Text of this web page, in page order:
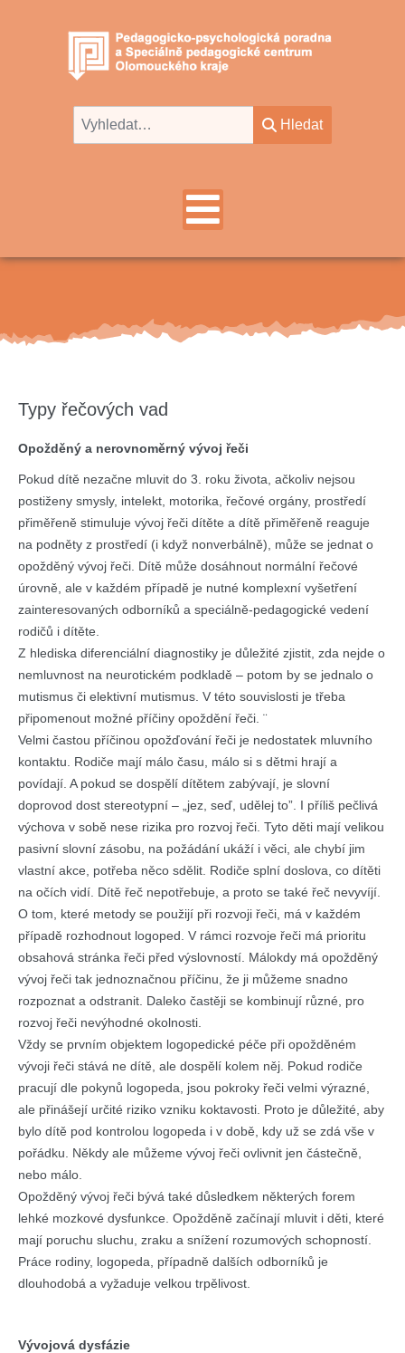
Hledat
Hledat
Typy řečových vad
Opožděný a nerovnoměrný vývoj řeči
Pokud dítě nezačne mluvit do 3. roku života, ačkoliv nejsou
postiženy smysly, intelekt, motorika, řečové orgány, prostředí
přiměřeně stimuluje vývoj řeči dítěte a dítě přiměřeně reaguje
na podněty z prostředí (i když nonverbálně), může se jednat o
opožděný vývoj řeči. Dítě může dosáhnout normální řečové
úrovně, ale v každém případě je nutné komplexní vyšetření
zainteresovaných odborníků a speciálně-pedagogické vedení
rodičů i dítěte.
Z hlediska diferenciální diagnostiky je důležité zjistit, zda nejde o
nemluvnost na neurotickém podkladě – potom by se jednalo o
mutismus či elektivní mutismus. V této souvislosti je třeba
připomenout možné příčiny opoždění řeči. ¨
Velmi častou příčinou opožďování řeči je nedostatek mluvního
kontaktu. Rodiče mají málo času, málo si s dětmi hrají a
povídají. A pokud se dospělí dítětem zabývají, je slovní
doprovod dost stereotypní – „jez, seď, udělej to”. I příliš pečlivá
výchova v sobě nese rizika pro rozvoj řeči. Tyto děti mají velikou
pasivní slovní zásobu, na požádání ukáží i věci, ale chybí jim
vlastní akce, potřeba něco sdělit. Rodiče splní doslova, co dítěti
na očích vidí. Dítě řeč nepotřebuje, a proto se také řeč nevyvíjí.
O tom, které metody se použijí při rozvoji řeči, má v každém
případě rozhodnout logoped. V rámci rozvoje řeči má prioritu
obsahová stránka řeči před výslovností. Málokdy má opožděný
vývoj řeči tak jednoznačnou příčinu, že ji můžeme snadno
rozpoznat a odstranit. Daleko častěji se kombinují různé, pro
rozvoj řeči nevýhodné okolnosti.
Vždy se prvním objektem logopedické péče při opožděném
vývoji řeči stává ne dítě, ale dospělí kolem něj. Pokud rodiče
pracují dle pokynů logopeda, jsou pokroky řeči velmi výrazné,
ale přinášejí určité riziko vzniku koktavosti. Proto je důležité, aby
bylo dítě pod kontrolou logopeda i v době, kdy už se zdá vše v
pořádku. Někdy ale můžeme vývoj řeči ovlivnit jen částečně,
nebo málo.
Opožděný vývoj řeči bývá také důsledkem některých forem
lehké mozkové dysfunkce. Opožděně začínají mluvit i děti, které
mají poruchu sluchu, zraku a snížení rozumových schopností.
Práce rodiny, logopeda, případně dalších odborníků je
dlouhodobá a vyžaduje velkou trpělivost.
Vývojová dysfázie